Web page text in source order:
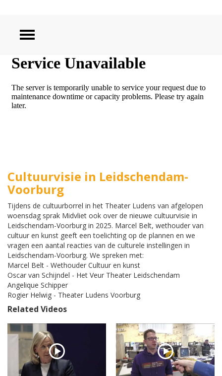
ZOEKEN
Cultuurvisie in Leidschendam-
Voorburg
Tijdens de cultuurborrel in het Theater Ludens van afgelopen
woensdag sprak Midvliet ook over de nieuwe cultuurvisie in
Leidschendam-Voorburg in 2025. Marcel Belt, wethouder van
cultuur en kunst geeft een toelichting op de plannen en we
vragen een aantal reacties van de culturele instellingen in
Leidschendam-Voorburg. We spreken met:
Marcel Belt - Wethouder Cultuur en kunst
Oscar van Schijndel - Het Veur Theater Leidschendam
Angelique Schipper
Rogier Helwig - Theater Ludens Voorburg
Related Videos